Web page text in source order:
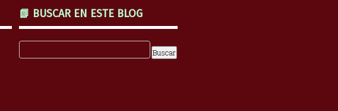
📗 BUSCAR EN ESTE BLOG